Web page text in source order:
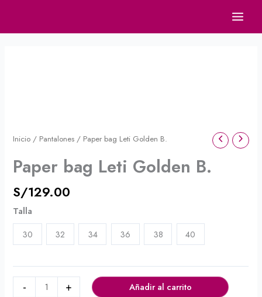
contenido
Inicio / Pantalones / Paper bag Leti Golden B.
Paper bag Leti Golden B.
S/129.00
Talla
30
32 34 36 38 40
-
cantidad
+
Añadir al carrito